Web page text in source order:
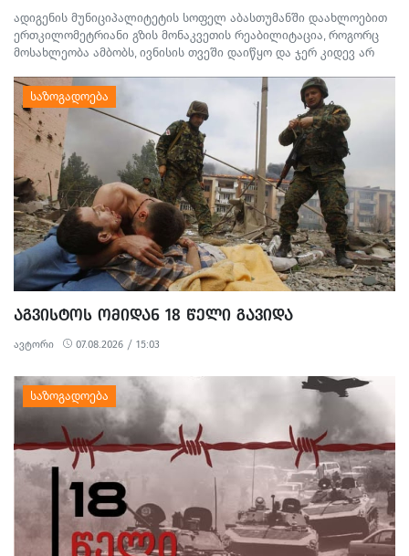
ადიგენის მუნიციპალიტეტის სოფელ აბასთუმანში დაახლოებით
ერთკილომეტრიანი გზის მონაკვეთის რეაბილიტაცია, როგორც
მოსახლეობა ამბობს, ივნისის თვეში დაიწყო და ჯერ კიდევ არ
მტვერი, მოუწესრიგებელი სანიაღვრე არხები ადგილობრივების
ყოველდღიურ ცხოვრებასა და ტურისტულ სეზონს პრობლემებს
უქმნის.
ᲐᲒᲕᲘᲡᲢᲝᲡ ᲝᲛᲘᲓᲐᲜ 18 ᲬᲔᲚᲘ ᲒᲐᲕᲘᲓᲐ
ავტორი 07.08.2026 / 15:03